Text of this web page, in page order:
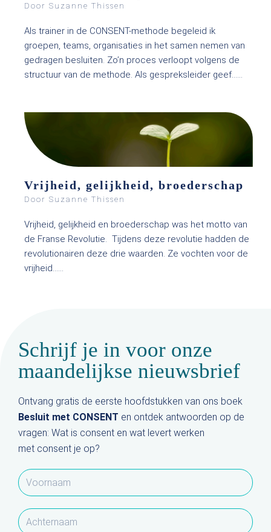
Door Suzanne Thissen
Als trainer in de CONSENT-methode begeleid ik
groepen, teams, organisaties in het samen nemen van
gedragen besluiten. Zo’n proces verloopt volgens de
structuur van de methode. Als gespreksleider geef…...
Vrijheid, gelijkheid, broederschap
Door Suzanne Thissen
Vrijheid, gelijkheid en broederschap was het motto van
de Franse Revolutie. Tijdens deze revolutie hadden de
revolutionairen deze drie waarden. Ze vochten voor de
vrijheid…...
Schrijf je in voor onze
maandelijkse nieuwsbrief
Ontvang gratis de eerste hoofdstukken van ons boek
Besluit met CONSENT en ontdek antwoorden op de
vragen: Wat is consent en wat levert werken
met consent je op?